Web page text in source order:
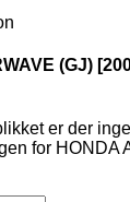
(GJ)
er der
for HONDA